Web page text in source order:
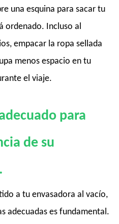
una esquina para sacar tu
ordenado. Incluso al
empacar la ropa sellada
menos espacio en tu
el viaje.
para
de su
a tu envasadora al vacío,
adecuadas es fundamental.